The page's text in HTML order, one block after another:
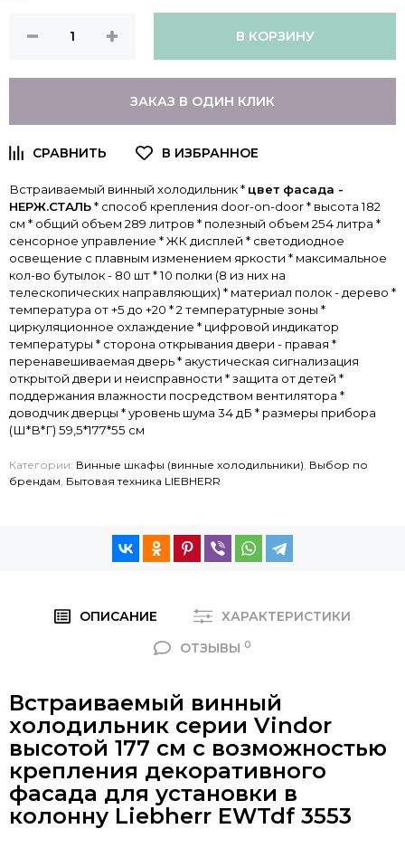
В КОРЗИНУ
ЗАКАЗ В ОДИН КЛИК
Встраиваемый винный холодильник * цвет фасада -
НЕРЖ.СТАЛЬ* способ крепления door-on-door * высота 182
см * общий объем 289 литров * полезный объем 254 литра *
сенсорное управление * ЖК дисплей * светодиодное
освещение с плавным изменением яркости * максимальное
кол-во бутылок - 80 шт * 10 полки (8 из них на
телескопических направляющих) * материал полок - дерево *
температура от +5 до +20 * 2 температурные зоны *
циркуляционное охлаждение * цифровой индикатор
температуры * сторона открывания двери - правая *
перенавешиваемая дверь * акустическая сигнализация
открытой двери и неисправности * защита от детей *
поддержания влажности посредством вентилятора *
доводчик дверцы * уровень шума 34 дБ * размеры прибора
(Ш*В*Г) 59,5*177*55 см
Категории: Винные шкафы (винные холодильники), Выбор по
брендам, Бытовая техника LIEBHERR
ОПИСАНИЕ
ХАРАКТЕРИСТИКИ
ОТЗЫВЫ 0
Встраиваемый винный
холодильник серии Vindor
высотой 177 см с возможностью
крепления декоративного
фасада для установки в
колонну Liebherr EWTdf 3553